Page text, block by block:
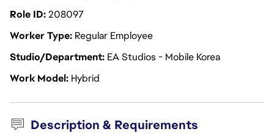
Role ID208097
Worker Type Regular Employee
Studio/Department EA Studios - Mobile Korea
Work Model Hybrid
Description & Requirements